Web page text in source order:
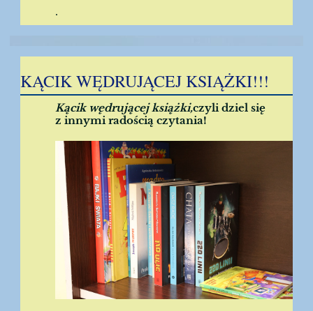
.
KĄCIK WĘDRUJĄCEJ KSIĄŻKI!!!
Kącik wędrującej książki,czyli dziel się
z innymi radością czytania!